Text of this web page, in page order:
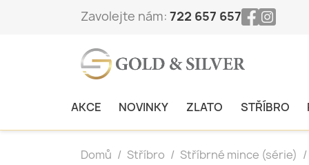
Zavolejte nám: 722 657 657
AKCE NOVINKY ZLATO STŘÍBRO
Domů Stříbro Stříbrné mince (série)